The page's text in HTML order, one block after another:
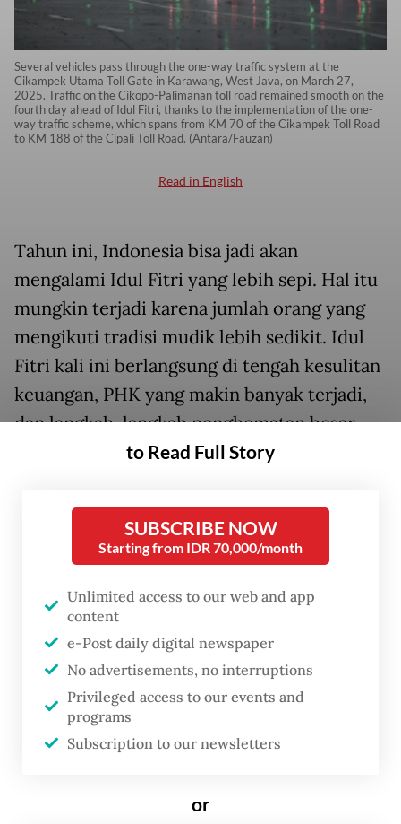
Several vehicles pass through the one-way traffic system at the
Cikampek Utama Toll Gate in Karawang, West Java, on March 27,
2025. Traffic on the Cikopo-Palimanan toll road remained smooth on the
fourth day ahead of Idul Fitri, thanks to the implementation of the one-
way traffic scheme, which spans from KM 70 of the Cikampek Toll Road
to KM 188 of the Cipali Toll Road. (Antara/Fauzan)
Read in English
Tahun ini, Indonesia bisa jadi akan
mengalami Idul Fitri yang lebih sepi. Hal itu
mungkin terjadi karena jumlah orang yang
mengikuti tradisi mudik lebih sedikit. Idul
Fitri kali ini berlangsung di tengah kesulitan
keuangan, PHK yang makin banyak terjadi,
dan langkah-langkah penghematan besar-
besaran PresidenPrabowo Subianto
Dudy Purwagandhi memperkirakan bahwa
puncak arus mudik akan terjadi pada Jumat,
para pemudik memulai perjalanan lebih awal
agar terhindar dari kemacetan. Sebelumnya,
pemerintah telah memajukan tanggal mulai
liburan sekolah, juga menerapkan kebijakan
bekerja dari mana saja (work from anywhere
atau WFA) bagi para pegawai pemerintah.
mendistribusikan arus mudik secara lebih
to Read Full Story
SUBSCRIBE NOW
Starting from IDR 70,000/month
Unlimited access to our web and app
content
e-Post daily digital newspaper
No advertisements, no interruptions
Privileged access to our events and
programs
Subscription to our newsletters
or